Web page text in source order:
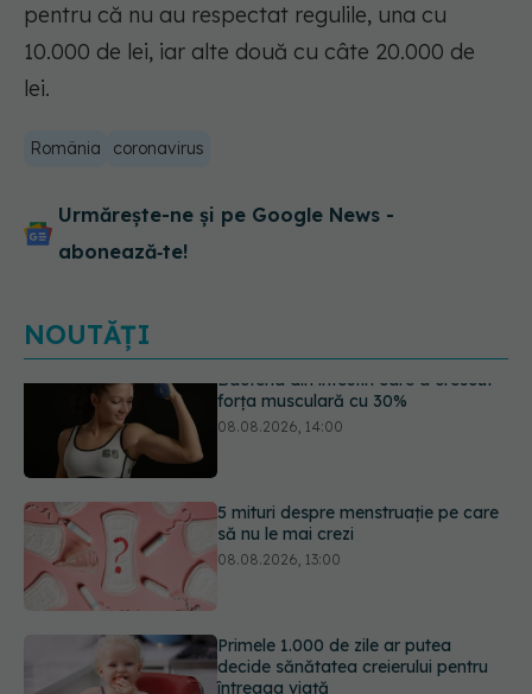
pentru că nu au respectat regulile, una cu
10.000 de lei, iar alte două cu câte 20.000 de
lei.
România coronavirus
Urmărește-ne și pe Google News -
abonează‑te!
NOUTĂȚI
5 mituri despre menstruație pe care
să nu le mai crezi
Primele 1.000 de zile ar putea
decide sănătatea creierului pentru
Analiza de sânge AST (SGOT): ce